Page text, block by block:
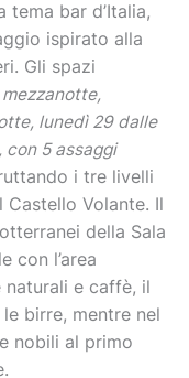
bar d’Italia,
ispirato alla
Gli spazi
lunedì 29 dalle
con 5 assaggi
i tre livelli
Volante. Il
della Sala
con l’area
e caffè, il
birre, mentre nel
nobili al primo